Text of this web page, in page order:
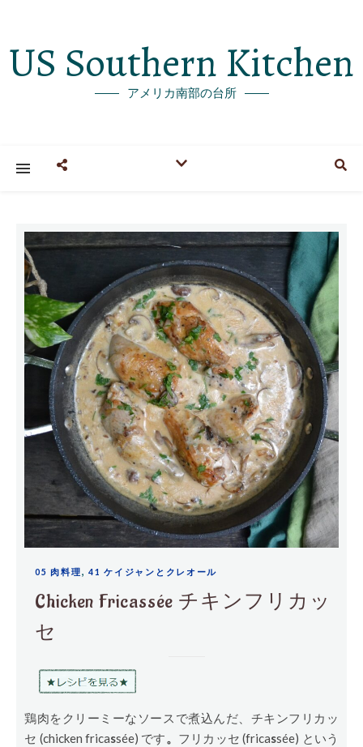
US Southern Kitchen
アメリカ南部の台所
05 肉料理,41 ケイジャンとクレオール
Chicken Fricassée チキンフリカッ
セ
鶏肉をクリーミーなソースで煮込んだ、チキンフリカッ
セ (chicken fricassée) です。 フリカッセ (fricassée) という